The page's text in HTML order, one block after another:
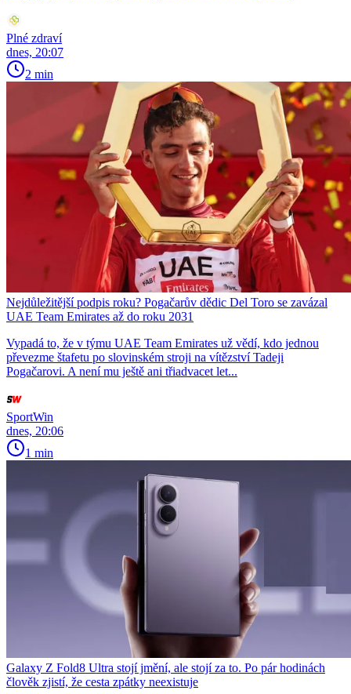
Plné zdraví
dnes, 20:07
2 min
Nejdůležitější podpis roku? Pogačarův dědic Del Toro se zavázal
UAE Team Emirates až do roku 2031
Vypadá to, že v týmu UAE Team Emirates už vědí, kdo jednou
převezme štafetu po slovinském stroji na vítězství Tadeji
Pogačarovi. A není mu ještě ani třiadvacet let...
SportWin
dnes, 20:06
1 min
Galaxy Z Fold8 Ultra stojí jmění, ale stojí za to. Po pár hodinách
člověk zjistí, že cesta zpátky neexistuje